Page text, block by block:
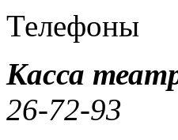
Телефоны
Касса
26-72-93